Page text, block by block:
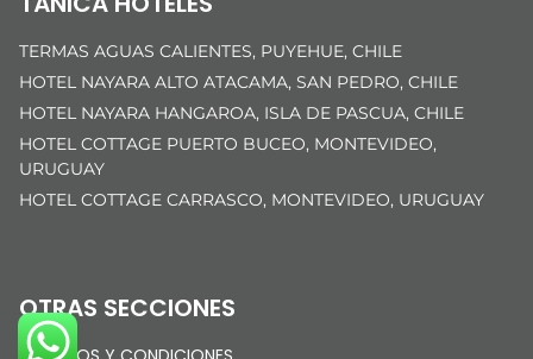
TERMAS AGUAS CALIENTES, PUYEHUE, CHILE
HOTEL NAYARA ALTO ATACAMA, SAN PEDRO, CHILE
HOTEL NAYARA HANGAROA, ISLA DE PASCUA, CHILE
HOTEL COTTAGE PUERTO BUCEO, MONTEVIDEO,
URUGUAY
HOTEL COTTAGE CARRASCO, MONTEVIDEO, URUGUAY
OTRAS SECCIONES